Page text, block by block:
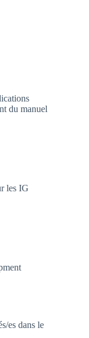
du manuel
les IG
es dans le